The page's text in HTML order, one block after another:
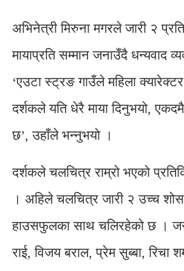
अभिनेत्री मिरुना मगरले जारी २
मायाप्रति सम्मान जनाउँदै धन्यवाद
‘एउटा स्ट्रङ गाउँले महिला क्यारेक्टर
दर्शकले यति धेरै माया दिनुभयो,
छ’, उहाँले भन्नुभयो ।
दर्शकले चलचित्र राम्रो भएको
। अहिले चलचित्र जारी २ उच्च
हाउसफुलका साथ चलिरहेको छ ।
राई, विजय बराल, प्रेम सुब्बा, रिचा